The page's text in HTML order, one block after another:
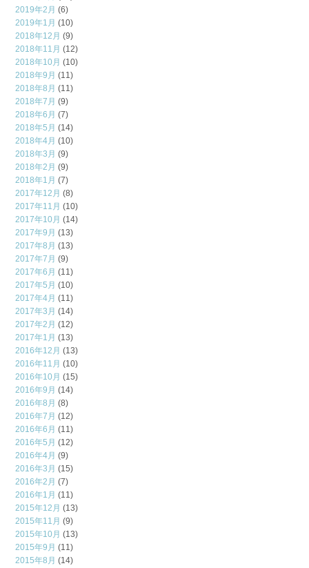
2019年2月 (6)
2019年1月 (10)
2018年12月 (9)
2018年11月 (12)
2018年10月 (10)
2018年9月 (11)
2018年8月 (11)
2018年7月 (9)
2018年6月 (7)
2018年5月 (14)
2018年4月 (10)
2018年3月 (9)
2018年2月 (9)
2018年1月 (7)
2017年12月 (8)
2017年11月 (10)
2017年10月 (14)
2017年9月 (13)
2017年8月 (13)
2017年7月 (9)
2017年6月 (11)
2017年5月 (10)
2017年4月 (11)
2017年3月 (14)
2017年2月 (12)
2017年1月 (13)
2016年12月 (13)
2016年11月 (10)
2016年10月 (15)
2016年9月 (14)
2016年8月 (8)
2016年7月 (12)
2016年6月 (11)
2016年5月 (12)
2016年4月 (9)
2016年3月 (15)
2016年2月 (7)
2016年1月 (11)
2015年12月 (13)
2015年11月 (9)
2015年10月 (13)
2015年9月 (11)
2015年8月 (14)